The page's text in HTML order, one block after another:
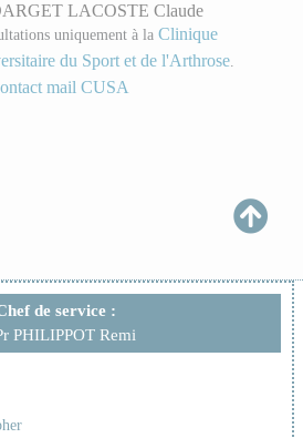
de service :
PHILIPPOT Remi
LACOSTE Claude
uniquement à la Clinique
du Sport et de l'Arthrose
mail CUSA